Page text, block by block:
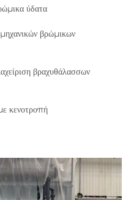
ύδατα
βρώμικων
βραχυθάλασσων
κενοτροπή